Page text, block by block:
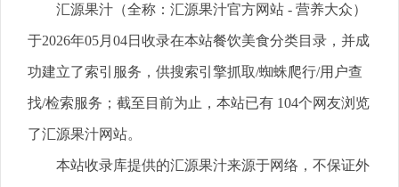
汇源果汁（全称：汇源果汁官方网站 - 营养大众）
于2026年05月04日收录在本站餐饮美食分类目录，并成
功建立了索引服务，供搜索引擎抓取/蜘蛛爬行/用户查
找/检索服务；截至目前为止，本站已有 104个网友浏览
了汇源果汁网站。
本站收录库提供的汇源果汁来源于网络，不保证外